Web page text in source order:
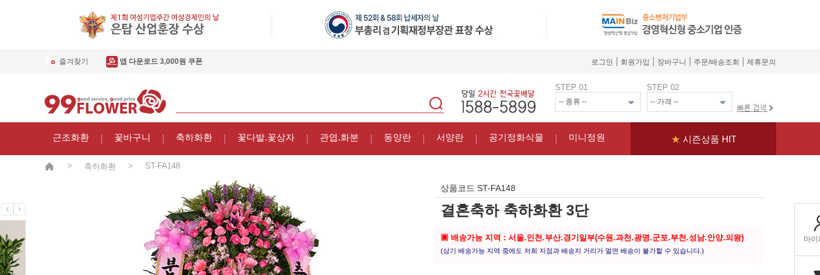
즐겨찾기 앱 다운로드 3,000원 쿠폰 로그인 회원가입 장바구니 주문/배송조회 제휴문의
STEP 01 STEP 02
근조화환 꽃바구니 축하화환 꽃다발.꽃상자 관엽.화분 동양란 서양란 공기정화식물 미니정원 ★ 시즌상품 HIT
> 축하화환 > ST-FA148
상품코드 ST-FA148
결혼축하 축하화환 3단
▣ 배송가능 지역 : 서울.인천.부산.경기일부(수원.과천.광명.군포.부천.성남.안양.의왕)
(상기 배송가능 지역 중에도 저희 지점과 배송지 거리가 멀면 배송이 불가할 수 있습니다.)